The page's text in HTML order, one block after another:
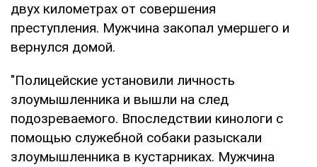
двух километрах от совершения
преступления. Мужчина закопал умершего и
вернулся домой.
"Полицейские установили личность
злоумышленника и вышли на след
подозреваемого. Впоследствии кинологи с
помощью служебной собаки разыскали
злоумышленника в кустарниках. Мужчина